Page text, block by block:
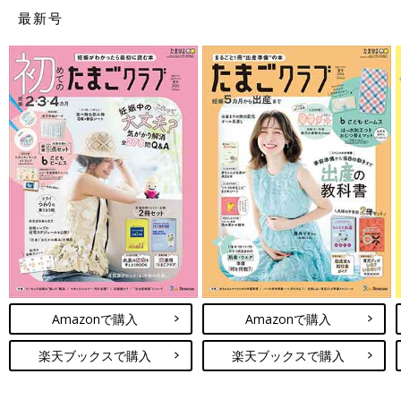
最新号
Amazonで購入
楽天ブックスで購入
Amazonで購入
楽天ブックスで購入